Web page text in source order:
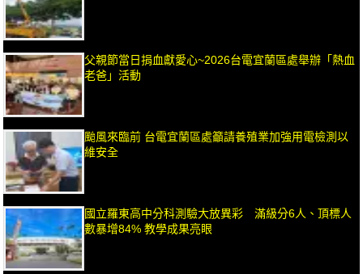
父親節當日捐血獻愛心~2026台電宜蘭區處舉辦「熱血
老爸」活動
颱風來臨前 台電宜蘭區處籲請養殖業加強用電檢測以
維安全
國立羅東高中分科測驗大放異彩 滿級分6人、頂標人
數暴增84% 教學成果亮眼